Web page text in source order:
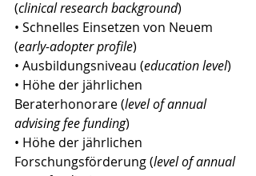
(clinical research background)
• Schnelles Einsetzen von Neuem
(early-adopter profile)
• Ausbildungsniveau (education level)
• Höhe der jährlichen
Beraterhonorare (level of annual
advising fee funding)
• Höhe der jährlichen
Forschungsförderung (level of annual